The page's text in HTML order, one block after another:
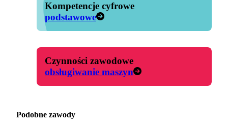
Kompetencje cyfrowe
podstawowe
Czynności zawodowe
obsługiwanie maszyn
Podobne zawody